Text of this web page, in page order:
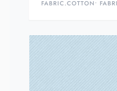
FABRIC.COTTON •